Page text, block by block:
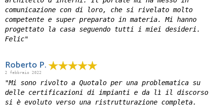
comunicazione con di loro, che si rivelato molto
competente e super preparato in materia. Mi hanno
progettato la casa seguendo tutti i miei desideri.
Felic"
Roberto P.
2 febbraio 2022
"Mi sono rivolto a Quotalo per una problematica su
delle certificazioni di impianti e da lì il discorso
si è evoluto verso una ristrutturazione completa.